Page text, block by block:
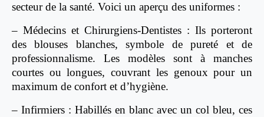
secteur de la santé. Voici un aperçu des uniformes :
– Médecins et Chirurgiens-Dentistes : Ils porteront
des blouses blanches, symbole de pureté et de
professionnalisme. Les modèles sont à manches
courtes ou longues, couvrant les genoux pour un
maximum de confort et d’hygiène.
– Infirmiers : Habillés en blanc avec un col bleu, ces